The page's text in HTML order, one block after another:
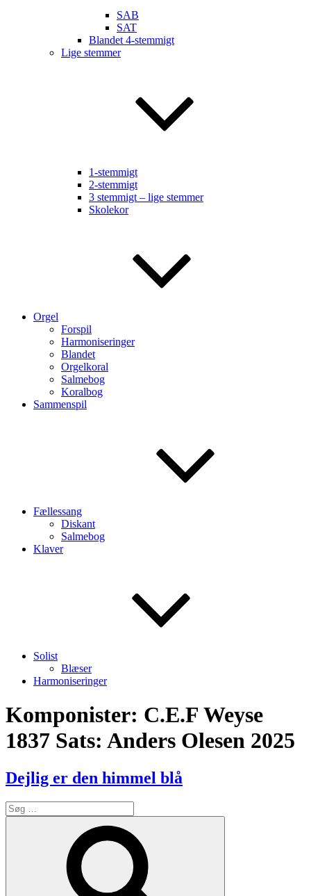
SAB
SAT
Blandet 4-stemmigt
Lige stemmer
1-stemmigt
2-stemmigt
3 stemmigt – lige stemmer
Skolekor
Orgel
Forspil
Harmoniseringer
Blandet
Orgelkoral
Salmebog
Koralbog
Sammenspil
Fællessang
Diskant
Salmebog
Klaver
Solist
Blæser
Harmoniseringer
Komponister: C.E.F Weyse
1837 Sats: Anders Olesen 2025
Dejlig er den himmel blå
Søg
efter: